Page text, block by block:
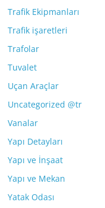
Trafik Ekipmanları
Trafik işaretleri
Trafolar
Tuvalet
Uçan Araçlar
Uncategorized @tr
Vanalar
Yapı Detayları
Yapı ve İnşaat
Yapı ve Mekan
Yatak Odası